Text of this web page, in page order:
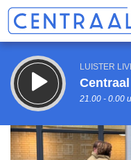
LUISTER
21.00 - 0.00